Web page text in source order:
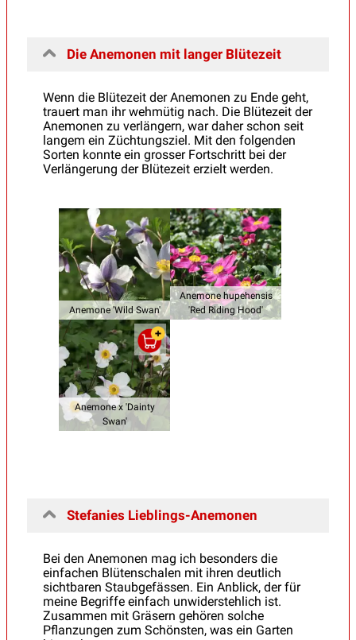
Die Anemonen mit langer Blütezeit
Wenn die Blütezeit der Anemonen zu Ende geht,
trauert man ihr wehmütig nach. Die Blütezeit der
Anemonen zu verlängern, war daher schon seit
langem ein Züchtungsziel. Mit den folgenden
Sorten konnte ein grosser Fortschritt bei der
Verlängerung der Blütezeit erzielt werden.
Anemone 'Wild Swan'
Anemone hupehensis
'Red Riding Hood'
Anemone x 'Dainty
Swan'
Stefanies Lieblings-Anemonen
Bei den Anemonen mag ich besonders die
einfachen Blütenschalen mit ihren deutlich
sichtbaren Staubgefässen. Ein Anblick, der für
meine Begriffe einfach unwiderstehlich ist.
Zusammen mit Gräsern gehören solche
Pflanzungen zum Schönsten, was ein Garten